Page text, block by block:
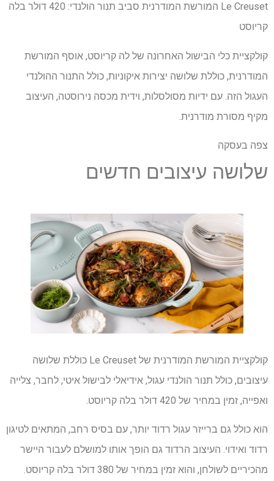
Le Creuset המורשת המודרנית סביב תנור הולנדי: 420 דולר
בלה
קריוסט
קולקציית כלי הבישול האחרונה של לה קריוסט, אוסף המורשת
המודרנית, כוללת שלושה יצירות איקוניות, כולל התנור ההולנדי
העגול הזה. עם ידיות מסולסלות, וידית מכסה נירוסטה, העיצוב
מקיף מסורת מודרנית.
צפה בעסקה
שלושה עיצובים חדשים
קולקציית המורשת המודרנית של Le Creuset כוללת שלושה
עיצובים, כולל תנור הולנדי עגול, אידיאלי לבישול איטי, לחבר, צלייה
ואפייה, זמין במחיר של 420 דולר בלה קריוסט.
הוא כולל גם ברייזר עגול רדוד יותר, עם בסיס רחב, המתאים לטיגון
רדוד ואידוי. העיצוב הרדוד גם הופך אותו למושלם לעבור היישר
מהכיריים לשולחן, והוא זמין במחיר של 380 דולר בלה קריוסט.